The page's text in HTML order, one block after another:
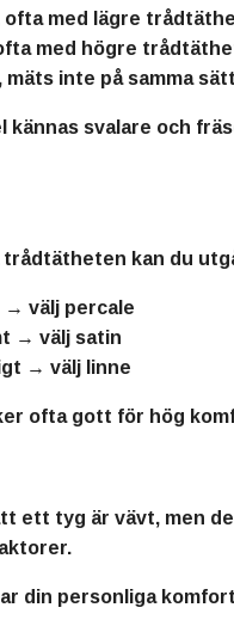
ofta med lägre
med högre
inte på samma sätt
kännas svalare och
kan du
→ välj percale
→ välj satin
→ välj linne
ofta gott för hög
ett tyg är vävt, men
din personliga